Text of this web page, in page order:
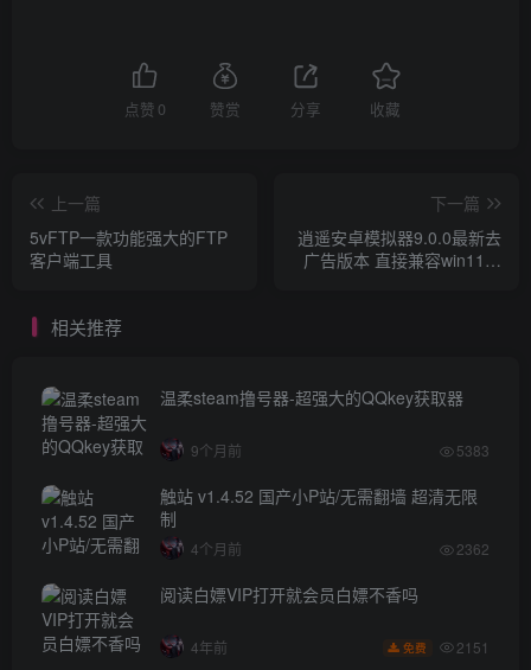
点赞 0 赞赏 分享 收藏
上一篇
5vFTP一款功能强大的FTP
客户端工具
下一篇
逍遥安卓模拟器9.0.0最新去
广告版本 直接兼容win11安
相关推荐
温柔steam撸号器-超强大的QQkey获取器
9个月前 5383
触站 v1.4.52 国产小P站/无需翻墙 超清无限
制
4个月前 2362
阅读白嫖VIP打开就会员白嫖不香吗
4年前 免费 2151